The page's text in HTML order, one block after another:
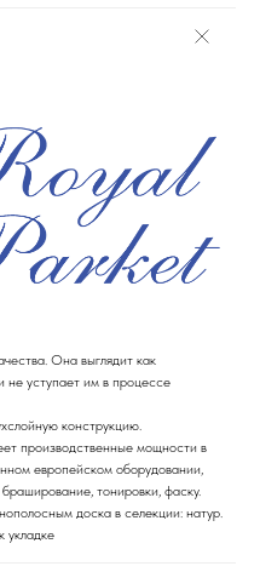
Она выглядит как
не уступает им в процессе
конструкцию.
производственные мощности в
европейском оборудовании,
тонировки, фаску.
доска в селекции: натур.
укладке